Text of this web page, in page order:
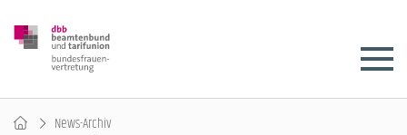
News-Archiv